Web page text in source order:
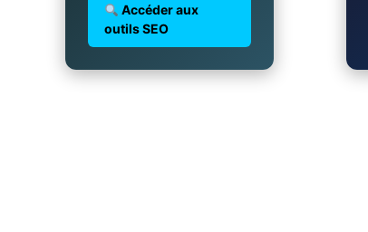
Accéder aux
outils SEO